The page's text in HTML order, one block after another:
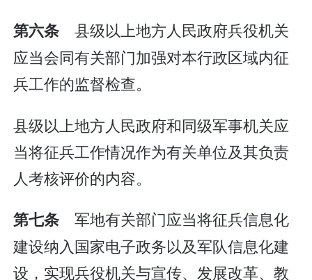
第六条 县级以上地方人民政府兵役机关
应当会同有关部门加强对本行政区域内征
兵工作的监督检查。
县级以上地方人民政府和同级军事机关应
当将征兵工作情况作为有关单位及其负责
人考核评价的内容。
第七条 军地有关部门应当将征兵信息化
建设纳入国家电子政务以及军队信息化建
设，实现兵役机关与宣传、发展改革、教